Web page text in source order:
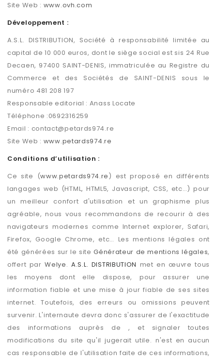
Site Web : www.ovh.com
Développement :
A.S.L. DISTRIBUTION, Société à responsabilité limitée au
capital de 10 000 euros, dont le siège social est sis 24 Rue
Decaen, 97400 SAINT-DENIS, immatriculée au Registre du
Commerce et des Sociétés de SAINT-DENIS sous le
numéro 481 208 197
Responsable editorial : Anass Locate
Téléphone :0692316259
Email : contact@petards974.re
Site Web : www.petards974.re
Conditions d’utilisation :
Ce site (www.petards974.re) est proposé en différents
langages web (HTML, HTML5, Javascript, CSS, etc…) pour
un meilleur confort d'utilisation et un graphisme plus
agréable, nous vous recommandons de recourir à des
navigateurs modernes comme Internet explorer, Safari,
Firefox, Google Chrome, etc… Les mentions légales ont
été générées sur le siteGénérateur de mentions légales,
offert parWelye.A.S.L. DISTRIBUTION met en œuvre tous
les moyens dont elle dispose, pour assurer une
information fiable et une mise à jour fiable de ses sites
internet. Toutefois, des erreurs ou omissions peuvent
survenir. L'internaute devra donc s'assurer de l'exactitude
des informations auprès de , et signaler toutes
modifications du site qu'il jugerait utile. n'est en aucun
cas responsable de l'utilisation faite de ces informations,